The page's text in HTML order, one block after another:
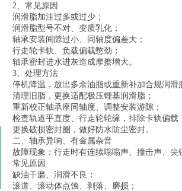
2、常见原因
润滑脂加注过多或过少；
润滑脂型号不对、变质乳化；
轴承安装间隙过小、同轴度偏差大；
行走轮卡轨、负载偏载憋劲；
轴承密封进水进灰造成摩擦增大。
3、处理方法
停机降温，放出多余油脂或重新补加合规润滑
清理旧脂，更换适配极压锂基润滑脂；
重新校正轴承座同轴度、调整安装游隙；
检查轨道平直度、行走轮轮缘，排除卡轨偏载
更换破损密封圈，做好防水防尘密封。
二、轴承异响、有金属杂音
故障现象：行走时有连续嗡嗡声、撞击声、尖
常见原因
缺油干磨、润滑不良；
滚道、滚动体点蚀、剥落、磨损；